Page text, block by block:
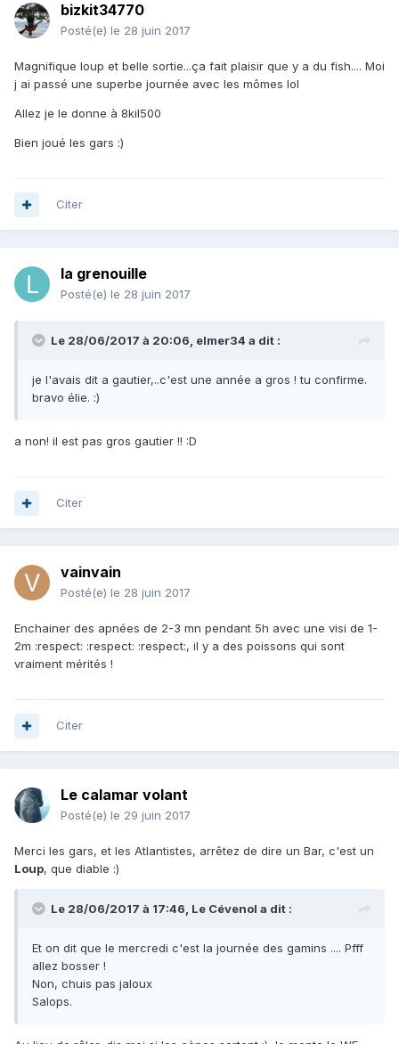
bizkit34770
Posté(e) le 28 juin 2017
Magnifique loup et belle sortie...ça fait plaisir que y a du fish.... Moi
j ai passé une superbe journée avec les mômes lol
Allez je le donne à 8kil500
Bien joué les gars :)
Citer
la grenouille
Posté(e) le 28 juin 2017
Le 28/06/2017 à 20:06, elmer34 a dit :
je l'avais dit a gautier,..c'est une année a gros ! tu confirme.
bravo élie. :)
a non! il est pas gros gautier !! :D
Citer
vainvain
Posté(e) le 28 juin 2017
Enchainer des apnées de 2-3 mn pendant 5h avec une visi de 1-
2m :respect: :respect: :respect:, il y a des poissons qui sont
vraiment mérités !
Citer
Le calamar volant
Posté(e) le 29 juin 2017
Merci les gars, et les Atlantistes, arrêtez de dire un Bar, c'est un
Loup, que diable :)
Le 28/06/2017 à 17:46, Le Cévenol a dit :
Et on dit que le mercredi c'est la journée des gamins .... Pfff
allez bosser !
Non, chuis pas jaloux
Salops.